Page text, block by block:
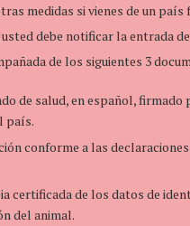
medidas si vienes de un país
debe notificar la entrada
de los siguientes 3
de salud, en español, firmado
país.
conforme a las
certificada de los datos de
del animal.